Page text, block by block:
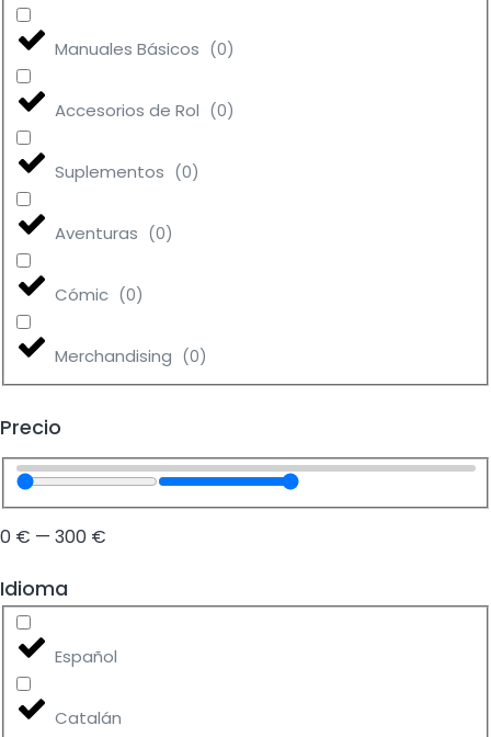
Manuales Básicos (0)
Accesorios de Rol (0)
Suplementos (0)
Aventuras (0)
Cómic (0)
Merchandising (0)
Precio
0 € — 300 €
Idioma
Español
Catalán